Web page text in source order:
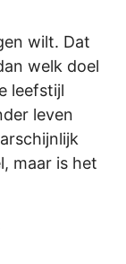
wilt. Dat
welk doel
leefstijl
leven
maar is het